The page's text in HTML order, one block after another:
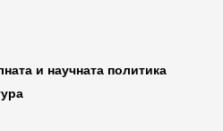
и научната политика